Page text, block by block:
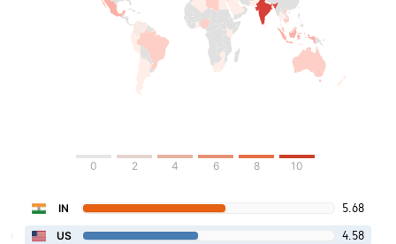
0 2 4 6 8 10
IN 5.68
US 4.58